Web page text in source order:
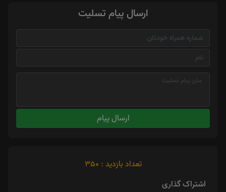
ارسال پیام تسلیت
ارسال پیام
تعداد بازدید : 350
اشتراک گذاری